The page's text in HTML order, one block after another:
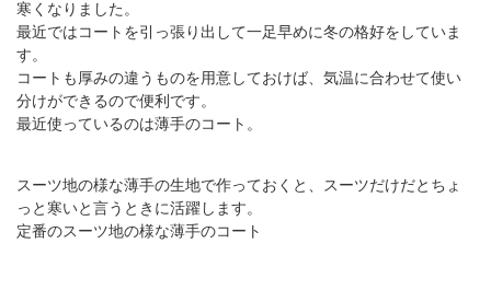
寒くなりました。
最近ではコートを引っ張り出して一足早めに冬の格好をしていま
す。
コートも厚みの違うものを用意しておけば、気温に合わせて使い
分けができるので便利です。
最近使っているのは薄手のコート。
スーツ地の様な薄手の生地で作っておくと、スーツだけだとちょ
っと寒いと言うときに活躍します。
定番のスーツ地の様な薄手のコート